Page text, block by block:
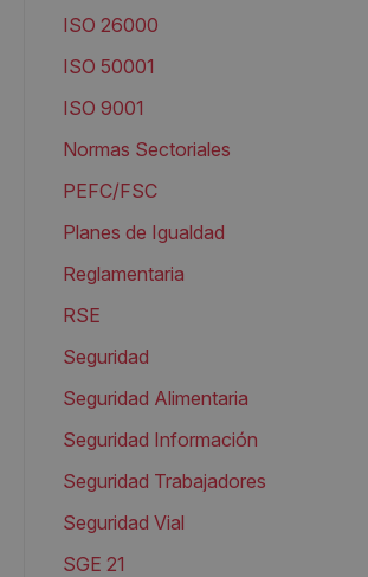
ISO 26000
ISO 50001
ISO 9001
Normas Sectoriales
PEFC/FSC
Planes de Igualdad
Reglamentaria
RSE
Seguridad
Seguridad Alimentaria
Seguridad Información
Seguridad Trabajadores
Seguridad Vial
SGE 21